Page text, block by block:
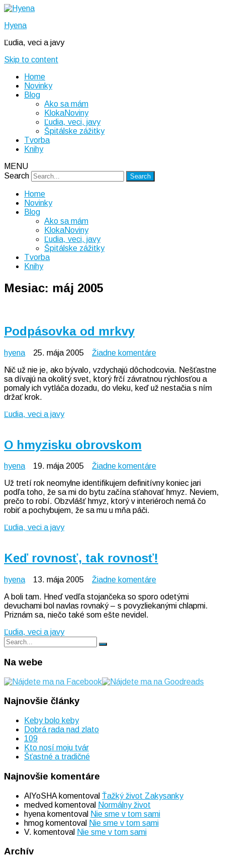
Hyena
Ľudia, veci a javy
Skip to content
Home
Novinky
Blog
Ako sa mám
KlokaNoviny
Ľudia, veci, javy
Špitálske zážitky
Tvorba
Knihy
MENU
Search
Home
Novinky
Blog
Ako sa mám
KlokaNoviny
Ľudia, veci, javy
Špitálske zážitky
Tvorba
Knihy
Mesiac: máj 2005
Podpásovka od mrkvy
hyena 25. mája 2005 Žiadne komentárena
od
mrkvy
Nič už nie je, ako bývalo, vzdychajú dôchodcovia. Nešťastne
sa dívajú na okolitý svet, ktorý frčí závratnou rýchlosťou a
pomaly ich vytláča dozadu, do vleku, keď už nestačia s ním
držať krok.
Ľudia, veci a javy
O hmyzisku obrovskom
hyena 19. mája 2005 Žiadne komentárena
hmyzisku
obrovskom
Už tretí rok neomylne identifikujem definitívny koniec jari
podľa toho, že sa mi do bytu začína sťahovať hmyz. Neviem,
prečo to robí. Obzvlášť hmyz, ktorý v interiéroch nemá čo
robiť a pochybujem, že sa mu u mňa páči.
Ľudia, veci a javy
Keď rovnosť, tak rovnosť!
hyena 13. mája 2005 Žiadne komentárena
rovnosť,
tak
A boli tam. Hneď vedľa stojančeka so sporo odetými
devuchami bol navlas rovnaký – s povyzliekanými chlapmi.
Priznám sa, niečo také som ešte nevidel.
Ľudia, veci a javy
Search
for:
Search
Na webe
Najnovšie články
Keby bolo keby
Dobrá rada nad zlato
109
Kto nosí moju tvár
Šťastné a tradičné
Najnovšie komentáre
AlYoSHAkomentoval Ťažký život Zakysanky
medved komentoval Normálny život
hyena komentoval Nie sme v tom sami
hmog komentoval Nie sme v tom sami
V. komentoval Nie sme v tom sami
Archív